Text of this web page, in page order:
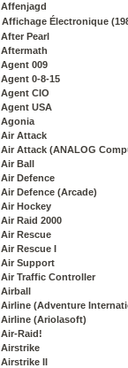
Affenjagd
Affichage Électronique
After Pearl
Aftermath
Agent 009
Agent 0-8-15
Agent CIO
Agent USA
Agonia
Air Attack
Air Attack (ANALOG
Air Ball
Air Defence
Air Defence (Arcade)
Air Hockey
Air Raid 2000
Air Rescue
Air Rescue I
Air Support
Air Traffic Controller
Airball
Airline (Adventure
Airline (Ariolasoft)
Air-Raid!
Airstrike
Airstrike II